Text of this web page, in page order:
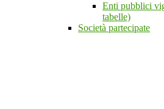
Enti pubblici
tabelle)
Società partecipate